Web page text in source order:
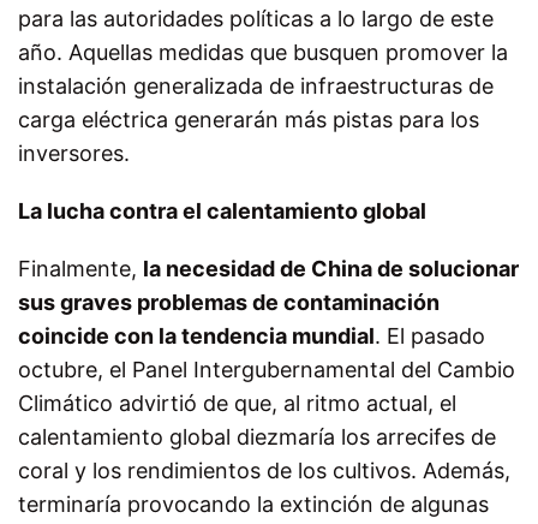
para las autoridades políticas a lo largo de este
año. Aquellas medidas que busquen promover la
instalación generalizada de infraestructuras de
carga eléctrica generarán más pistas para los
inversores.
La lucha contra el calentamiento global
Finalmente, la necesidad de China de solucionar
sus graves problemas de contaminación
coincide con la tendencia mundial. El pasado
octubre, el Panel Intergubernamental del Cambio
Climático advirtió de que, al ritmo actual, el
calentamiento global diezmaría los arrecifes de
coral y los rendimientos de los cultivos. Además,
terminaría provocando la extinción de algunas